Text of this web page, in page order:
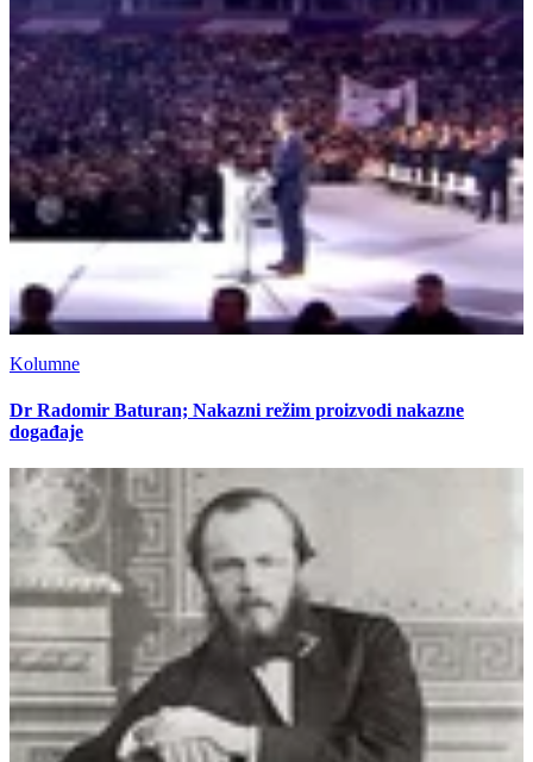
Kolumne
Dr Radomir Baturan; Nakazni režim proizvodi nakazne
događaje